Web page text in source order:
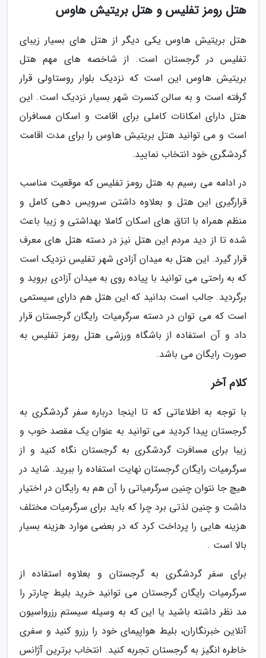
هتل رومز تفلیس و هتل بریتیش هاوس
هتل بریتیش هاوس یکی دیگر از هتل های بسیار زیبای
تفلیس در گرجستان است. از شاخصه های مهم هتل
بریتیش هاوس این است که نزدیک بلوار روستاولی قرار
گرفته است و به سالن کنسرت شهر بسیار نزدیک است. این
هتل دارای امکانات کاملی برای اقامت و اسکان مسافران
است و می توانید هتل بریتیش هاوس را برای مدت اقامت
گردشگری خود انتخاب نمایید.
در ادامه می رسیم به هتل رومز تفلیس که موقعیت مناسب
قرارگیری این هتل و بعلاوه داشتن سرویس دهی کامل و
منظم همراه با اتاق های اسکان کاملا بهداشتی و زیبا باعث
شده تا از دید مردم این هتل نیز در دسته هتل های معرف
قرار گیرد. این هتل به میدان آزادی شهر تفلیس نزدیک است
که به راحتی می توانید با پیاده روی به میدان آزادی بروید و
برگردید. جالب است بدانید که این هتل هم دارای سیستمی
است که می توان در دسته سرگرمیات رایگان گرجستان قرار
داد و آن استفاده از باشگاه ورزشی هتل رومز تفلیس به
صورت رایگان می باشد.
کلام آخر
با توجه به اطلاعاتی که تا اینجا درباره سفر گردشگری به
گرجستان پیدا کردید می توانید به عنوان یک مقصد خوب و
زیبا برای مسافرت گردشگری به گرجستان نگاه کنید و از
سرگرمیات رایگان گرجستان نهایت استفاده را ببرید. شاید در
هیچ جا نتوان چنین سرگرمیاتی را آن هم به رایگان در اختیار
داشت و چنین لذتی برد چرا که باید برای سرگرمیات مختلف
هزینه هایی را پرداخت کرد که در بعضی موارد هزینه بسیار
بالا است .
برای سفر گردشگری به گرجستان و بعلاوه استفاده از
سرگرمیات رایگان گرجستان می توانید خرید بلیط چارتر را
مد نظر داشته باشید یا این که به وسیله سیستم رزرواسیون
آنلاین خبرنگاران، بلیط هواپیمای خود را رزرو کنید و سفری
خاطره انگیز به گرجستان تجربه کنید. انتخاب برترین آژانس